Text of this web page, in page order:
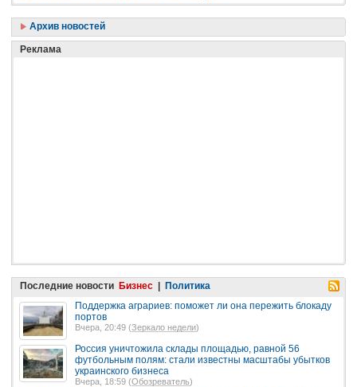
Архив новостей
Реклама
Последние новости Бизнес
Политика
Поддержка аграриев: поможет ли она пережить блокаду
портов
Вчера, 20:49 (Зеркало недели)
Россия уничтожила склады площадью, равной 56
футбольным полям: стали известны масштабы убытков
украинского бизнеса
Вчера, 18:59 (Обозреватель)